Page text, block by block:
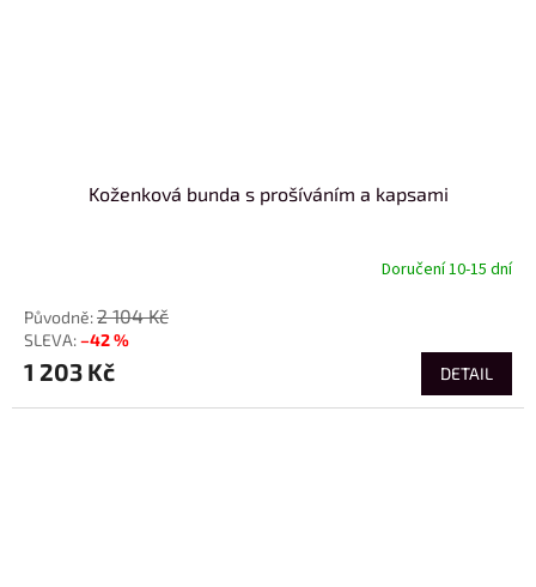
Koženková bunda s prošíváním a kapsami
Doručení 10-15 dní
2 104 Kč
–42 %
1 203 Kč DETAIL